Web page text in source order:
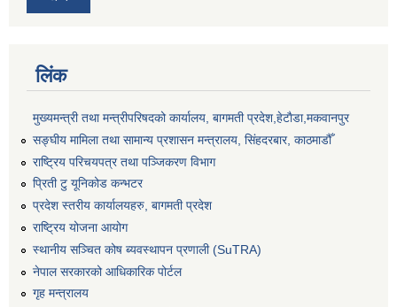
लिंक
मुख्यमन्त्री तथा मन्त्रीपरिषदको कार्यालय, बागमती प्रदेश,हेटाैडा,मकवानपुर
सङ्‍घीय मामिला तथा सामान्य प्रशासन मन्त्रालय, सिंहदरबार, काठमाडौँ
राष्ट्रिय परिचयपत्र तथा पञ्जिकरण विभाग
प्रिती टु यूनिकोड कन्भटर
प्रदेश स्तरीय कार्यालयहरु, बागमती प्रदेश
राष्ट्रिय योजना आयोग
स्थानीय सञ्चित कोष ब्यवस्थापन प्रणाली (SuTRA)
नेपाल सरकारको आधिकारिक पोर्टल
गृह मन्त्रालय